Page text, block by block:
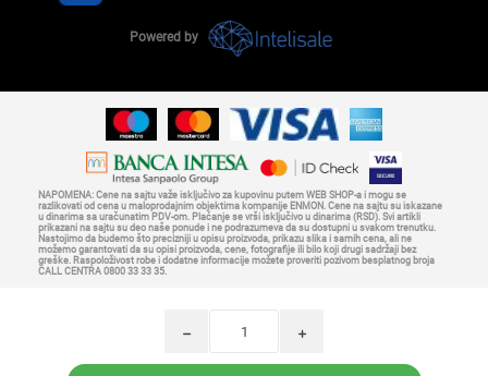
i
h
Powered by
NAPOMENA: Cene na sajtu važe isključivo za kupovinu putem WEB SHOP-a i mogu se
razlikovati od cena u maloprodajnim objektima kompanije ENMON. Cene na sajtu su iskazane
u dinarima sa uračunatim PDV-om. Plaćanje se vrši isključivo u dinarima (RSD). Svi artikli
prikazani na sajtu su deo naše ponude i ne podrazumeva da su dostupni u svakom trenutku.
Nastojimo da budemo što precizniji u opisu proizvoda, prikazu slika i samih cena, ali ne
možemo garantovati da su opisi proizvoda, cene, fotografije ili bilo koji drugi sadržaji bez
greške. Raspoloživost robe i dodatne informacije možete proveriti pozivom besplatnog broja
CALL CENTRA 0800 33 33 35.